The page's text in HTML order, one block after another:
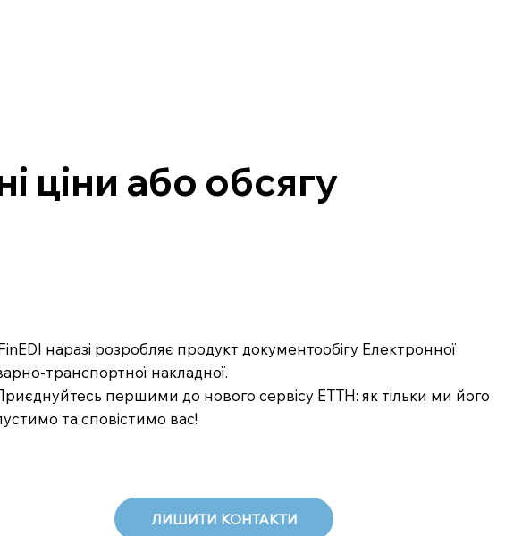
ціни або обсягу
наразі розробляє продукт документообігу Електронної
транспортної накладної.
першими до нового сервісу ЕТТН: як тільки ми його
та сповістимо вас!
ЛИШИТИ КОНТАКТИ